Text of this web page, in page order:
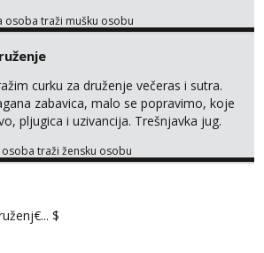
osoba traži mušku osobu
curku za druženje večeras i sutra.
zabavica, malo se popravimo, koje
pljugica i uzivancija. Trešnjavka jug.
of the past We're jammin' And I hope
osoba traži žensku osobu
$